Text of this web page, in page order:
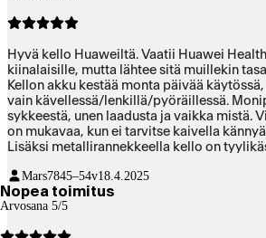
Hyvä kello Huaweiltä. Vaatii Huawei
kiinalaisille, mutta lähtee sitä muillekin
Kellon akku kestää monta päivää
vain kävellessä/lenkillä/pyöräillessä.
sykkeestä, unen laadusta ja vaikka mistä.
on mukavaa, kun ei tarvitse kaivella
Lisäksi metallirannekkeella kello on
Mars7845–54v18.4.2025
Nopea toimitus
Arvosana 5/5